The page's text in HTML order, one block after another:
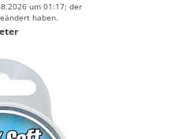
um 01:17; der
haben.